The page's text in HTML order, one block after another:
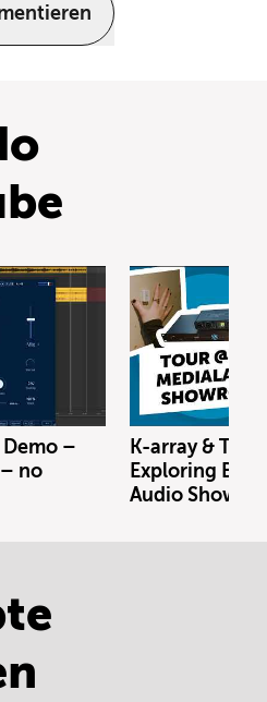
Demo –
no
K-array &
Exploring
Audio